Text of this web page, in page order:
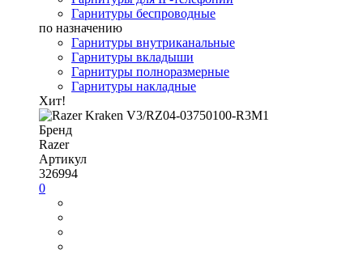
Гарнитуры беспроводные
по назначению
Гарнитуры внутриканальные
Гарнитуры вкладыши
Гарнитуры полноразмерные
Гарнитуры накладные
Хит!
Бренд
Razer
Артикул
326994
0